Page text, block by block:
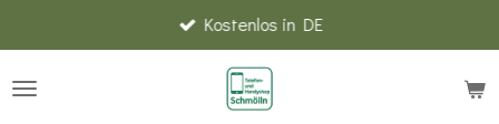
Hauptinhalt
springen
Kostenlos in DE